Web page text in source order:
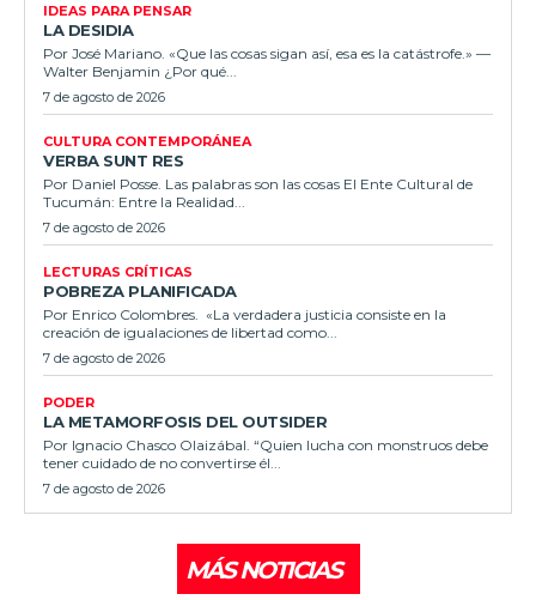
IDEAS PARA PENSAR
LA DESIDIA
Por José Mariano. «Que las cosas sigan así, esa es la catástrofe.» —
Walter Benjamin ¿Por qué...
7 de agosto de 2026
CULTURA CONTEMPORÁNEA
VERBA SUNT RES
Por Daniel Posse. Las palabras son las cosas El Ente Cultural de
Tucumán: Entre la Realidad...
7 de agosto de 2026
LECTURAS CRÍTICAS
POBREZA PLANIFICADA
Por Enrico Colombres. «La verdadera justicia consiste en la
creación de igualaciones de libertad como...
7 de agosto de 2026
PODER
LA METAMORFOSIS DEL OUTSIDER
Por Ignacio Chasco Olaizábal. “Quien lucha con monstruos debe
tener cuidado de no convertirse él...
7 de agosto de 2026
MÁS NOTICIAS